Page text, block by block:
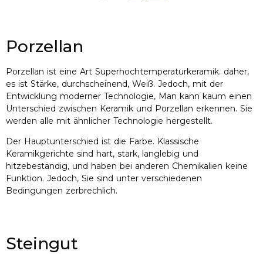
Porzellan
Porzellan ist eine Art Superhochtemperaturkeramik. daher,
es ist Stärke, durchscheinend, Weiß. Jedoch, mit der
Entwicklung moderner Technologie, Man kann kaum einen
Unterschied zwischen Keramik und Porzellan erkennen. Sie
werden alle mit ähnlicher Technologie hergestellt.
Der Hauptunterschied ist die Farbe. Klassische
Keramikgerichte sind hart, stark, langlebig und
hitzebeständig, und haben bei anderen Chemikalien keine
Funktion. Jedoch, Sie sind unter verschiedenen
Bedingungen zerbrechlich.
Steingut